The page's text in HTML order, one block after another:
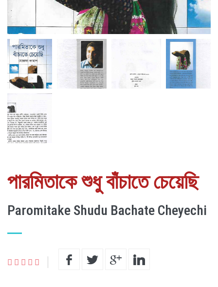
পারমিতাকে শুধু বাঁচাতে চেয়েছি
Paromitake Shudu Bachate Cheyechi